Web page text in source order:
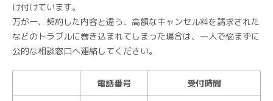
け付けています。
万が一、契約した内容と違う、高額なキャンセル料を請求された
などのトラブルに巻き込まれてしまった場合は、一人で悩まずに
公的な相談窓口へ連絡してください。
電話番号 受付時間